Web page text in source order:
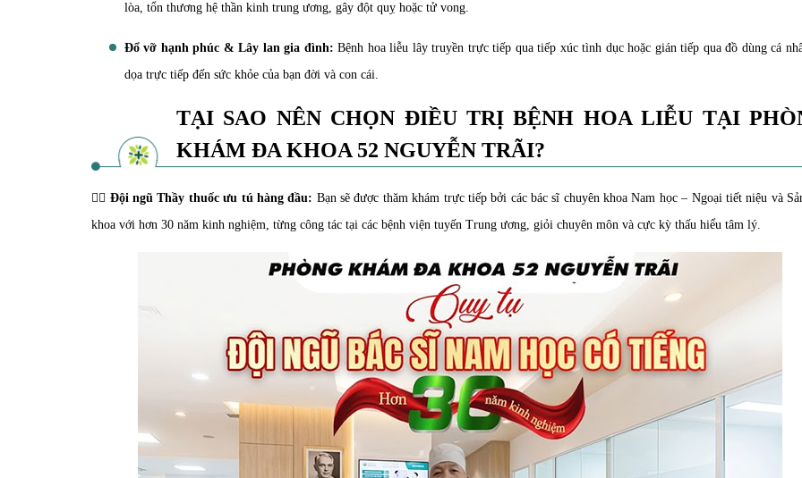
lòa, tổn thương hệ thần kinh trung ương, gây đột quỵ hoặc tử vong.
Đổ vỡ hạnh phúc & Lây lan gia đình: Bệnh hoa liễu lây truyền trực tiếp qua tiếp xúc tình dục hoặc gián tiếp qua đồ dùng cá
dọa trực tiếp đến sức khỏe của bạn đời và con cái.
TẠI SAO NÊN CHỌN ĐIỀU TRỊ BỆNH HOA LIỄU TẠI
KHÁM ĐA KHOA 52 NGUYỄN TRÃI?
👨‍⚕️ Đội ngũ Thầy thuốc ưu tú hàng đầu: Bạn sẽ được thăm khám trực tiếp bởi các bác sĩ chuyên khoa Nam học – Ngoại tiết niệu và
khoa với hơn 30 năm kinh nghiệm, từng công tác tại các bệnh viện tuyến Trung ương, giỏi chuyên môn và cực kỳ thấu hiểu tâm lý.